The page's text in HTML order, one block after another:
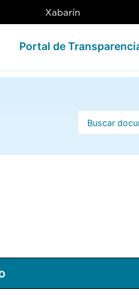
Xabarín
Portal de
Barra de